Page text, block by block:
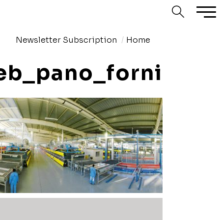
Home
Newsletter Subscription